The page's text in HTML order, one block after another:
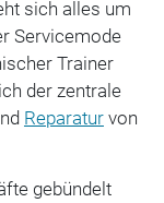
sich alles um
Servicemode
Trainer
der zentrale
Reparaturvon
gebündelt